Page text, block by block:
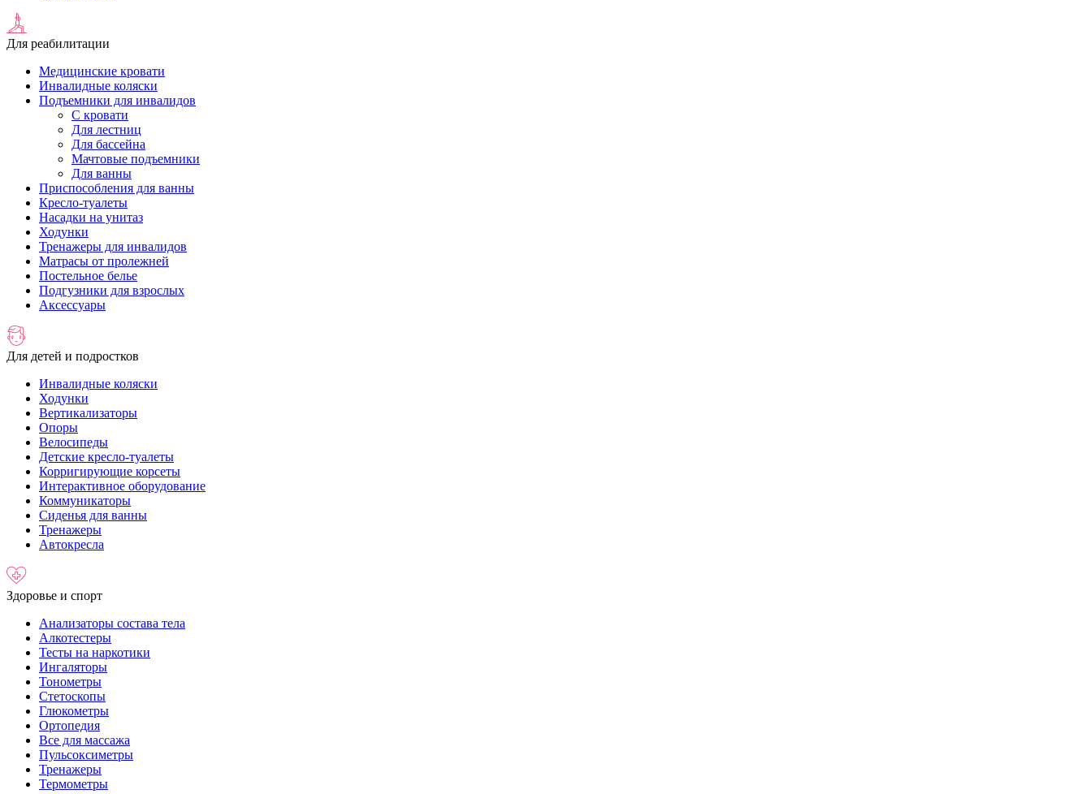
Для реабилитации
Медицинские кровати
Инвалидные коляски
Подъемники для инвалидов
С кровати
Для лестниц
Для бассейна
Мачтовые подъемники
Для ванны
Приспособления для ванны
Кресло-туалеты
Насадки на унитаз
Ходунки
Тренажеры для инвалидов
Матрасы от пролежней
Постельное белье
Подгузники для взрослых
Аксессуары
Для детей и подростков
Инвалидные коляски
Ходунки
Вертикализаторы
Опоры
Велосипеды
Детские кресло-туалеты
Корригирующие корсеты
Интерактивное оборудование
Коммуникаторы
Сиденья для ванны
Тренажеры
Автокресла
Здоровье и спорт
Анализаторы состава тела
Алкотестеры
Тесты на наркотики
Ингаляторы
Тонометры
Стетоскопы
Глюкометры
Ортопедия
Все для массажа
Пульсоксиметры
Тренажеры
Термометры